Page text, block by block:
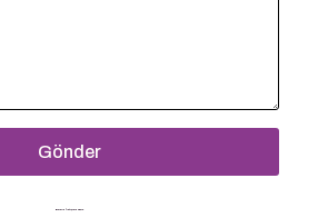
Gönder
Bizimle İletişime Geçin